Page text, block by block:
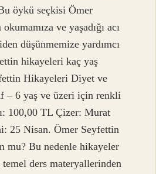
öykü seçkisi Ömer
ve yaşadığı acı
düşünmemize yardımcı
hikayeleri kaç yaş
Hikayeleri Diyet ve
– 6 yaş ve üzeri için renkli
100,00 TL Çizer: Murat
25 Nisan. Ömer Seyfettin
mu? Bu nedenle hikayeler
ders materyallerinden